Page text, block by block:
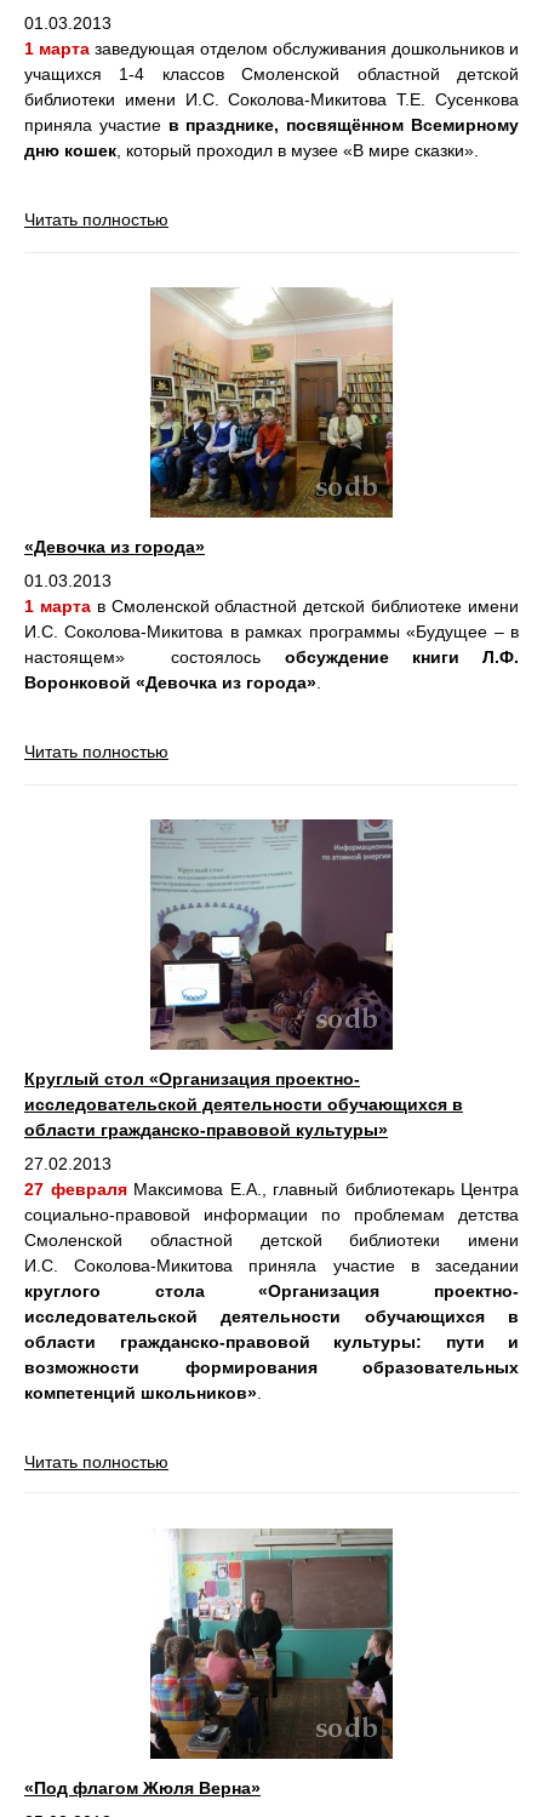
01.03.2013
1 марта заведующая отделом обслуживания дошкольников и
учащихся 1-4 классов Смоленской областной детской
библиотеки имени И.С. Соколова-Микитова Т.Е. Сусенкова
приняла участие в празднике, посвящённом Всемирному
дню кошек , который проходил в музее «В мире сказки».
Читать полностью
«Девочка из города»
01.03.2013
1 марта в Смоленской областной детской библиотеке имени
И.С. Соколова-Микитова в рамках программы «Будущее – в
настоящем» состоялось
обсуждение книги Л.Ф.
Воронковой «Девочка из города»
Читать полностью
Круглый стол «Организация проектно-
исследовательской деятельности обучающихся в
области гражданско-правовой культуры»
27.02.2013
27 февраля Максимова Е.А., главный библиотекарь Центра
социально-правовой информации по проблемам детства
Смоленской областной детской библиотеки имени
И.С. Соколова-Микитова приняла участие в заседании
круглого стола «Организация проектно-
исследовательской деятельности обучающихся в
области гражданско-правовой культуры: пути и
возможности формирования образовательных
компетенций школьников»
Читать полностью
«Под флагом Жюля Верна»